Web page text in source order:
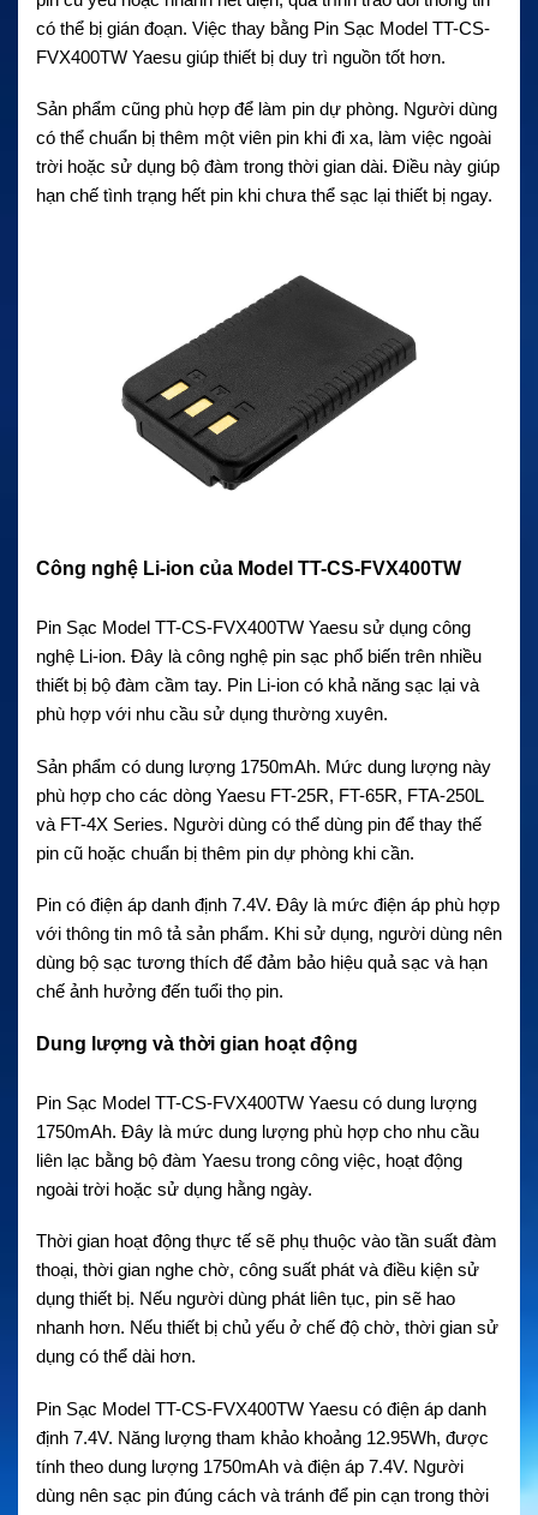
có thể bị gián đoạn. Việc thay bằng Pin Sạc Model TT-CS-
FVX400TW Yaesu giúp thiết bị duy trì nguồn tốt hơn.
Sản phẩm cũng phù hợp để làm pin dự phòng. Người dùng
có thể chuẩn bị thêm một viên pin khi đi xa, làm việc ngoài
trời hoặc sử dụng bộ đàm trong thời gian dài. Điều này giúp
hạn chế tình trạng hết pin khi chưa thể sạc lại thiết bị ngay.
Công nghệ Li-ion của Model TT-CS-FVX400TW
Pin Sạc Model TT-CS-FVX400TW Yaesu sử dụng công
nghệ Li-ion. Đây là công nghệ pin sạc phổ biến trên nhiều
thiết bị bộ đàm cầm tay. Pin Li-ion có khả năng sạc lại và
phù hợp với nhu cầu sử dụng thường xuyên.
Sản phẩm có dung lượng 1750mAh. Mức dung lượng này
phù hợp cho các dòng Yaesu FT-25R, FT-65R, FTA-250L
và FT-4X Series. Người dùng có thể dùng pin để thay thế
pin cũ hoặc chuẩn bị thêm pin dự phòng khi cần.
Pin có điện áp danh định 7.4V. Đây là mức điện áp phù hợp
với thông tin mô tả sản phẩm. Khi sử dụng, người dùng nên
dùng bộ sạc tương thích để đảm bảo hiệu quả sạc và hạn
chế ảnh hưởng đến tuổi thọ pin.
Dung lượng và thời gian hoạt động
Pin Sạc Model TT-CS-FVX400TW Yaesu có dung lượng
1750mAh. Đây là mức dung lượng phù hợp cho nhu cầu
liên lạc bằng bộ đàm Yaesu trong công việc, hoạt động
ngoài trời hoặc sử dụng hằng ngày.
Thời gian hoạt động thực tế sẽ phụ thuộc vào tần suất đàm
thoại, thời gian nghe chờ, công suất phát và điều kiện sử
dụng thiết bị. Nếu người dùng phát liên tục, pin sẽ hao
nhanh hơn. Nếu thiết bị chủ yếu ở chế độ chờ, thời gian sử
dụng có thể dài hơn.
Pin Sạc Model TT-CS-FVX400TW Yaesu có điện áp danh
định 7.4V. Năng lượng tham khảo khoảng 12.95Wh, được
tính theo dung lượng 1750mAh và điện áp 7.4V. Người
dùng nên sạc pin đúng cách và tránh để pin cạn trong thời